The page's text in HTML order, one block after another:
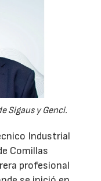
Sigaus y Genci.
Industrial
Comillas
profesional